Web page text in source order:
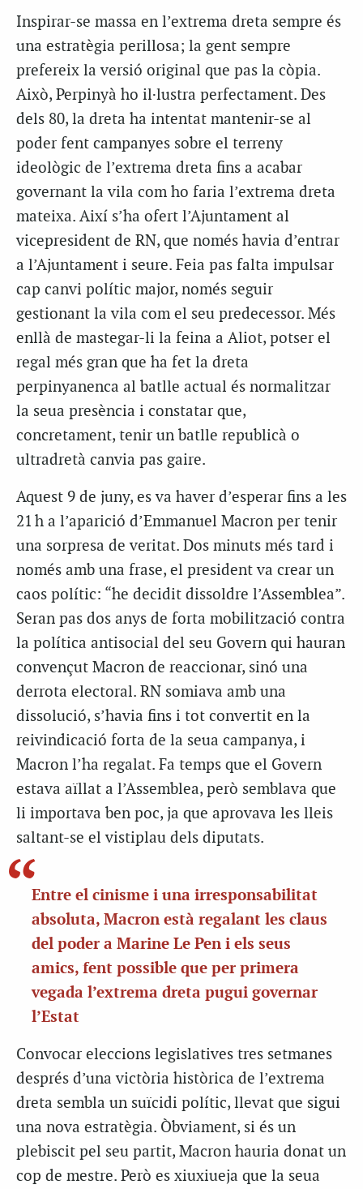
Inspirar-se massa en l’extrema dreta sempre és
una estratègia perillosa; la gent sempre
prefereix la versió original que pas la còpia.
Això, Perpinyà ho il·lustra perfectament. Des
dels 80, la dreta ha intentat mantenir-se al
poder fent campanyes sobre el terreny
ideològic de l’extrema dreta fins a acabar
governant la vila com ho faria l’extrema dreta
mateixa. Així s’ha ofert l’Ajuntament al
vicepresident de RN, que només havia d’entrar
a l’Ajuntament i seure. Feia pas falta impulsar
cap canvi polític major, només seguir
gestionant la vila com el seu predecessor. Més
enllà de mastegar-li la feina a Aliot, potser el
regal més gran que ha fet la dreta
perpinyanenca al batlle actual és normalitzar
la seua presència i constatar que,
concretament, tenir un batlle republicà o
ultradretà canvia pas gaire.
Aquest 9 de juny, es va haver d’esperar fins a les
21 h a l’aparició d’Emmanuel Macron per tenir
una sorpresa de veritat. Dos minuts més tard i
només amb una frase, el president va crear un
caos polític: “he decidit dissoldre l’Assemblea”.
Seran pas dos anys de forta mobilització contra
la política antisocial del seu Govern qui hauran
convençut Macron de reaccionar, sinó una
derrota electoral. RN somiava amb una
dissolució, s’havia fins i tot convertit en la
reivindicació forta de la seua campanya, i
Macron l’ha regalat. Fa temps que el Govern
estava aïllat a l’Assemblea, però semblava que
li importava ben poc, ja que aprovava les lleis
saltant-se el vistiplau dels diputats.
Entre el cinisme i una irresponsabilitat
absoluta, Macron està regalant les claus
del poder a Marine Le Pen i els seus
amics, fent possible que per primera
vegada l’extrema dreta pugui governar
l’Estat
Convocar eleccions legislatives tres setmanes
després d’una victòria històrica de l’extrema
dreta sembla un suïcidi polític, llevat que sigui
una nova estratègia. Òbviament, si és un
plebiscit pel seu partit, Macron hauria donat un
cop de mestre. Però es xiuxiueja que la seua